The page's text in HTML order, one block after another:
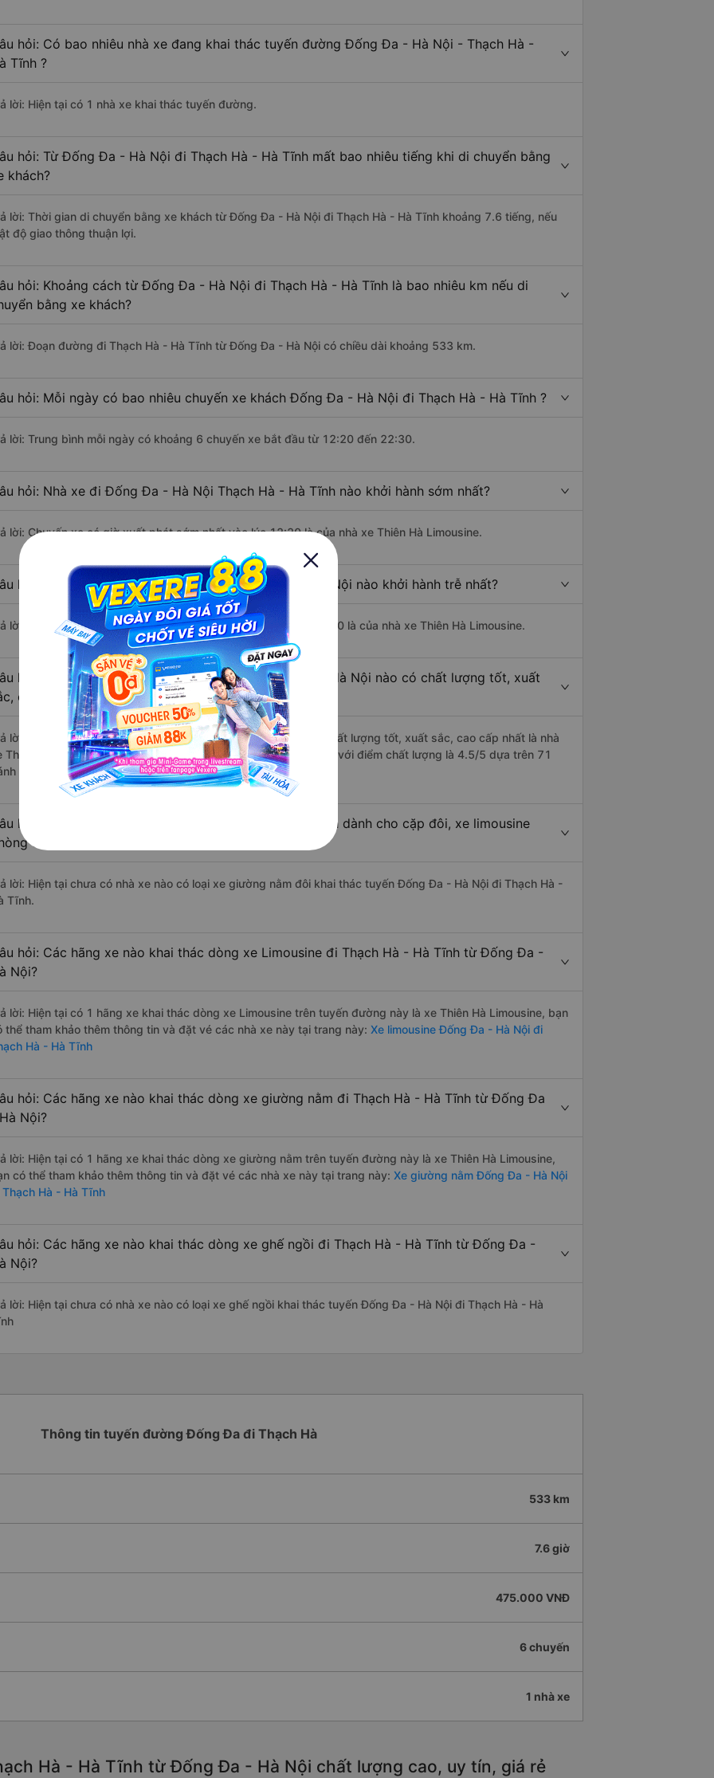
hỏi: Có bao nhiêu nhà xe đang khai thác tuyến đường Đống Đa - Hà Nội - Thạch Hà -
Tĩnh ?
lời: Hiện tại có 1 nhà xe khai thác tuyến đường.
hỏi: Từ Đống Đa - Hà Nội đi Thạch Hà - Hà Tĩnh mất bao nhiêu tiếng khi di chuyển bằng
khách?
lời: Thời gian di chuyển bằng xe khách từ Đống Đa - Hà Nội đi Thạch Hà - Hà Tĩnh khoảng 7.6 tiếng, nếu
độ giao thông thuận lợi.
hỏi: Khoảng cách từ Đống Đa - Hà Nội đi Thạch Hà - Hà Tĩnh là bao nhiêu km nếu di
bằng xe khách?
lời: Đoạn đường đi Thạch Hà - Hà Tĩnh từ Đống Đa - Hà Nội có chiều dài khoảng 533 km.
hỏi: Mỗi ngày có bao nhiêu chuyến xe khách Đống Đa - Hà Nội đi Thạch Hà - Hà Tĩnh ?
lời: Trung bình mỗi ngày có khoảng 6 chuyến xe bắt đầu từ 12:20 đến 22:30.
hỏi: Nhà xe đi Đống Đa - Hà Nội Thạch Hà - Hà Tĩnh nào khởi hành sớm nhất?
lời: Chuyến xe có giờ xuất phát sớm nhất vào lúc 12:20 là của nhà xe Thiên Hà Limousine.
hỏi: Nhà xe đi Thạch Hà - Hà Tĩnh từ Đống Đa - Hà Nội nào khởi hành trễ nhất?
lời: Chuyến xe có giờ xuất phát trễ (muộn) nhất là vào lúc 22:30 là của nhà xe Thiên Hà Limousine.
hỏi: Review xe đi Thạch Hà - Hà Tĩnh từ Đống Đa - Hà Nội nào có chất lượng tốt, xuất
cao cấp nhất?
lời: Những hãng xe đi Đống Đa - Hà Nội Thạch Hà - Hà Tĩnh chất lượng tốt, xuất sắc, cao cấp nhất là nhà
Thiên Hà Limousine đi Thạch Hà - Hà Tĩnh từ Đống Đa - Hà Nội với điểm chất lượng là 4.5/5 dựa trên 71
giá của khách hàng).
hỏi: Có loại xe Đống Đa - Hà Nội Thạch Hà - Hà Tĩnh dành cho cặp đôi, xe limousine
đôi không?
lời: Hiện tại chưa có nhà xe nào có loại xe giường nằm đôi khai thác tuyến Đống Đa - Hà Nội đi Thạch Hà -
Tĩnh.
hỏi: Các hãng xe nào khai thác dòng xe Limousine đi Thạch Hà - Hà Tĩnh từ Đống Đa -
Nội?
lời: Hiện tại có 1 hãng xe khai thác dòng xe Limousine trên tuyến đường này là xe Thiên Hà Limousine, bạn
thể tham khảo thêm thông tin và đặt vé các nhà xe này tại trang này: Xe limousine Đống Đa - Hà Nội đi
Hà - Hà Tĩnh
hỏi: Các hãng xe nào khai thác dòng xe giường nằm đi Thạch Hà - Hà Tĩnh từ Đống Đa
Nội?
lời: Hiện tại có 1 hãng xe khai thác dòng xe giường nằm trên tuyến đường này là xe Thiên Hà Limousine,
có thể tham khảo thêm thông tin và đặt vé các nhà xe này tại trang này: Xe giường nằm Đống Đa - Hà Nội
Hà - Hà Tĩnh
hỏi: Các hãng xe nào khai thác dòng xe ghế ngồi đi Thạch Hà - Hà Tĩnh từ Đống Đa -
Nội?
lời: Hiện tại chưa có nhà xe nào có loại xe ghế ngồi khai thác tuyến Đống Đa - Hà Nội đi Thạch Hà - Hà
Thông tin tuyến đường Đống Đa đi Thạch Hà
533 km
7.6 giờ
475.000 VNĐ
6 chuyến
1 nhà xe
Hà - Hà Tĩnh từ Đống Đa - Hà Nội chất lượng cao, uy tín, giá rẻ